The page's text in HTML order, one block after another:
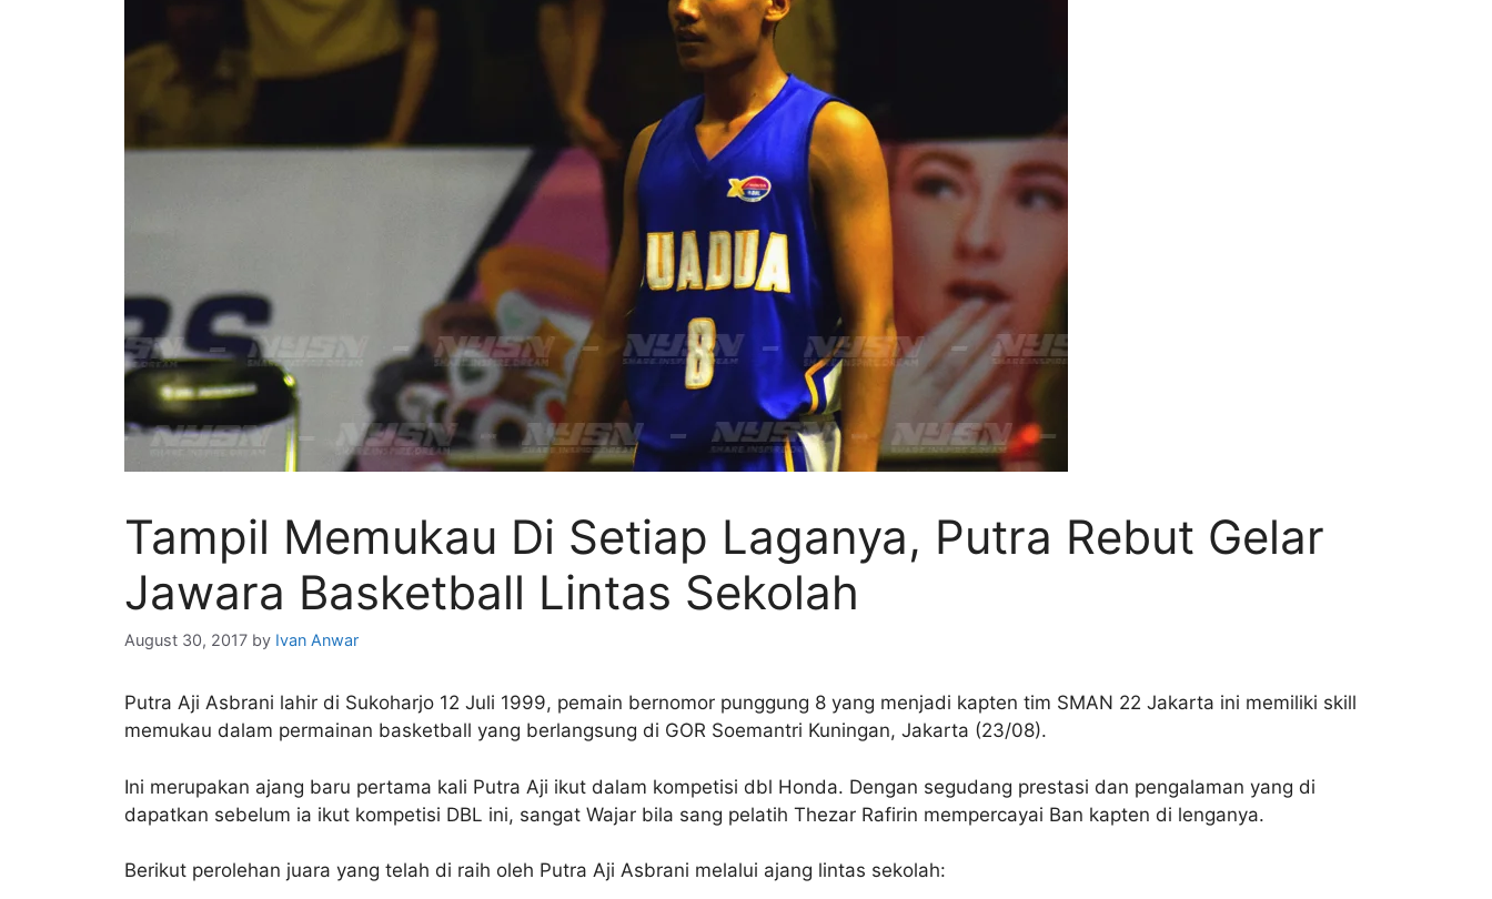
Tampil Memukau Di Setiap Laganya, Putra Rebut Gelar
Jawara Basketball Lintas Sekolah
August 30, 2017 by Ivan Anwar
Putra Aji Asbrani lahir di Sukoharjo 12 Juli 1999, pemain bernomor punggung 8 yang menjadi kapten tim SMAN 22 Jakarta ini memiliki skill
memukau dalam permainan basketball yang berlangsung di GOR Soemantri Kuningan, Jakarta (23/08).
Ini merupakan ajang baru pertama kali Putra Aji ikut dalam kompetisi dbl Honda. Dengan segudang prestasi dan pengalaman yang di
dapatkan sebelum ia ikut kompetisi DBL ini, sangat Wajar bila sang pelatih Thezar Rafirin mempercayai Ban kapten di lenganya.
Berikut perolehan juara yang telah di raih oleh Putra Aji Asbrani melalui ajang lintas sekolah: